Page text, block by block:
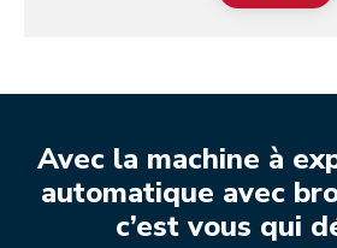
Avec la machine à
automatique avec
c’est vous qui